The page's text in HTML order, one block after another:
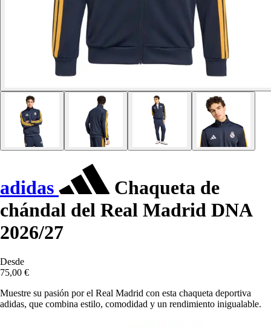
adidas
Chaqueta de
chándal del Real Madrid DNA
2026/27
Desde
75,00 €
Muestre su pasión por el Real Madrid con esta chaqueta deportiva
adidas, que combina estilo, comodidad y un rendimiento inigualable.